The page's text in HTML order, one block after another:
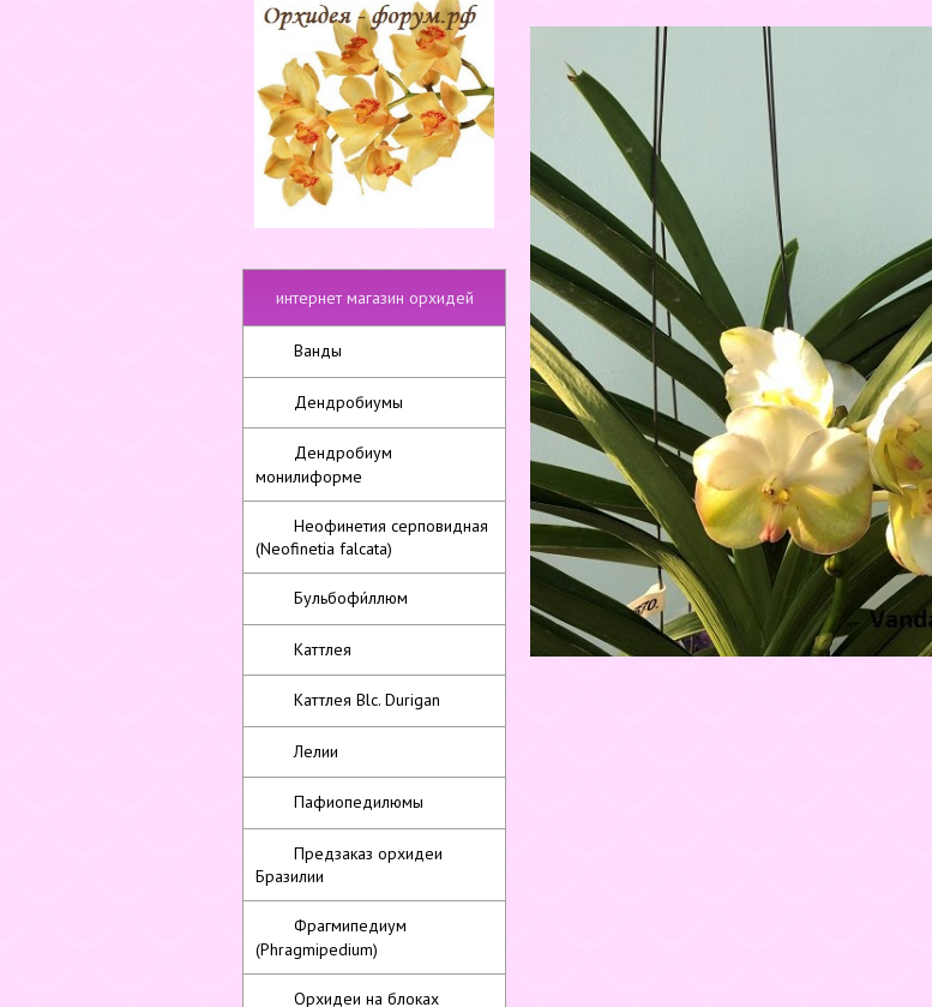
интернет магазин орхидей
Ванды
Дендробиумы
Дендробиум
монилиформе
Неофинетия серповидная
(Neofinetia falcata)
Бульбофи́ллюм
Каттлея
Каттлея Blc. Durigan
Лелии
Пафиопедилюмы
Предзаказ орхидеи
Бразилии
Фрагмипедиум
(Phragmipedium)
Орхидеи на блоках